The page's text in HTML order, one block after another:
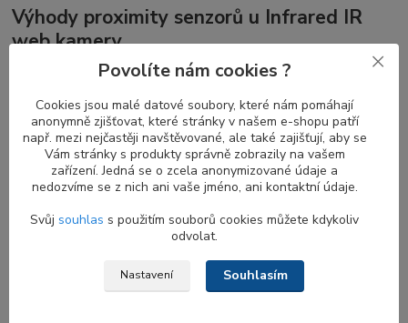
Výhody proximity senzorů u Infrared IR
web kamery
Proximity senzor je určen k detekci pohybu. Kombinace
a pohodlí. Když se vzdálíte od notebooku, obrazovka se vypne a
jakmile se vrátíte, obrazovka se zapne a IR kamerazačne hledat
váš obličej pro přihlášení.Proximity senzorbezWindows Hello
je stále užitečný pro automatické zamykání vašeho notebooku,
když u něj nejste.
Co zvážit před výměnou web kamery HD u
notebooku DELL
Povolíte nám cookies ?
Cookies jsou malé datové soubory, které nám pomáhají
anonymně zjišťovat, které stránky v našem e-shopu patří
např. mezi nejčastěji navštěvované, ale také zajišťují, aby se
Vám stránky s produkty správně zobrazily na vašem
zařízení. Jedná se o zcela anonymizované údaje a
nedozvíme se z nich ani vaše jméno, ani kontaktní údaje.
Svůj souhlas s použitím souborů cookies můžete kdykoliv
odvolat.
Nastavení Souhlasím